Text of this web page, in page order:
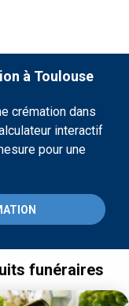
à Toulouse
crémation dans
interactif
pour une
funéraires